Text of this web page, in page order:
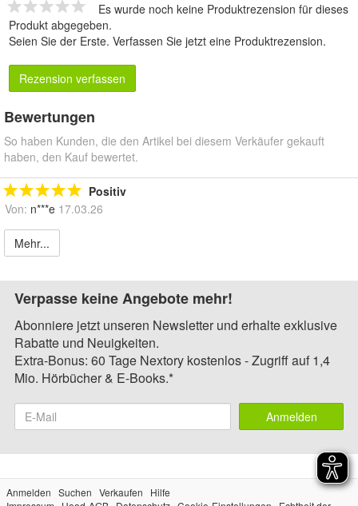
Es wurde noch keine Produktrezension für dieses
Produkt abgegeben.
Seien Sie der Erste. Verfassen Sie jetzt eine Produktrezension.
Rezension verfassen
Bewertungen
So haben Kunden, die den Artikel bei diesem Verkäufer gekauft
haben, den Kauf bewertet.
Positiv
Von: n***e 17.03.26
Mehr...
Verpasse keine Angebote mehr!
Abonniere jetzt unseren Newsletter und erhalte exklusive
Rabatte und Neuigkeiten.
Extra-Bonus: 60 Tage Nextory kostenlos - Zugriff auf 1,4
Mio. Hörbücher & E-Books.*
Anmelden
Anmelden Suchen Verkaufen
Hilfe